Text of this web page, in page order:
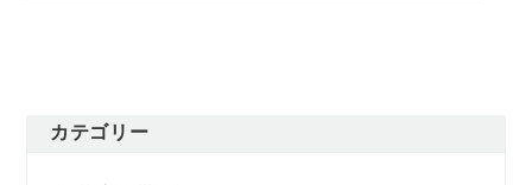
カテゴリー